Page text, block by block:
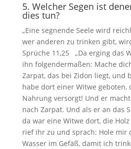
5. Welcher Segen ist
dies tun?
„Eine segnende Seele wird
wer anderen zu trinken gibt,
Sprüche 11,25
„Da erging das
ihn folgendermaßen: Mache
Zarpat, das bei Zidon liegt, und
habe dort einer Witwe geboten,
Nahrung versorgt! Und er
nach Zarpat. Und als er an das
da war eine Witwe dort, die
rief ihr zu und sprach: Hole mir
Wasser im Gefäß, damit ich